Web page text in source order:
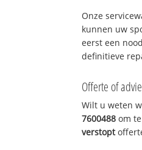
Onze
kunnen uw
eerst een
definitieve
Offerte of
Wilt u weten
7600488 om
verstopt